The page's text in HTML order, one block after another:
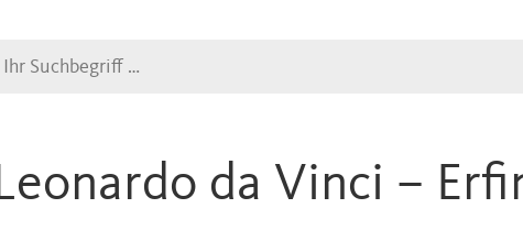
da Vinci –